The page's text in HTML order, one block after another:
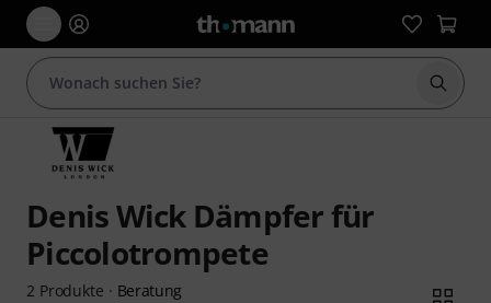
Suche
Denis Wick Dämpfer für
Piccolotrompete
2 Produkte · Beratung